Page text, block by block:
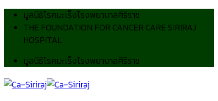
Skip
content
มูลนิธิโรคมะเร็งโรงพยาบาลศิริราช
THE FOUNDATION FOR CANCER CARE SIRIRAJ
HOSPITAL
มูลนิธิโรคมะเร็งโรงพยาบาลศิริราช